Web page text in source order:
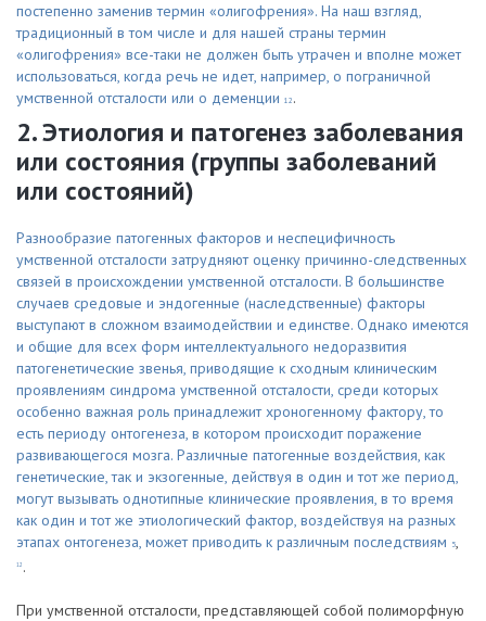
постепенно заменив термин «олигофрения». На наш взгляд,
традиционный в том числе и для нашей страны термин
«олигофрения» все-таки не должен быть утрачен и вполне может
использоваться, когда речь не идет, например, о пограничной
умственной отсталости или о деменции 12 .
2. Этиология и патогенез заболевания
или состояния (группы заболеваний
или состояний)
Разнообразие патогенных факторов и неспецифичность
умственной отсталости затрудняют оценку причинно-следственных
связей в происхождении умственной отсталости. В большинстве
случаев средовые и эндогенные (наследственные) факторы
выступают в сложном взаимодействии и единстве. Однако имеются
и общие для всех форм интеллектуального недоразвития
патогенетические звенья, приводящие к сходным клиническим
проявлениям синдрома умственной отсталости, среди которых
особенно важная роль принадлежит хроногенному фактору, то
есть периоду онтогенеза, в котором происходит поражение
развивающегося мозга. Различные патогенные воздействия, как
генетические, так и экзогенные, действуя в один и тот же период,
могут вызывать однотипные клинические проявления, в то время
как один и тот же этиологический фактор, воздействуя на разных
этапах онтогенеза, может приводить к различным последствиям
5,
12 .
При умственной отсталости, представляющей собой полиморфную